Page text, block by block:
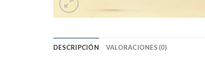
DESCRIPCIÓN VALORACIONES (0)